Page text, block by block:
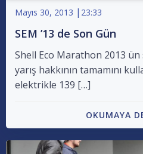
Mayıs 30, 2013 | 23:33
SEM ’13 de Son Gün
Shell Eco Marathon 2013
yarış hakkının tamamını
elektrikle 139 […]
OKUMAYA